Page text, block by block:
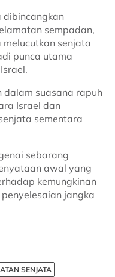
dibincangkan
sempadan,
senjata
punca utama
dalam suasana rapuh
Israel dan
sementara
sebarang
awal yang
kemungkinan
jangka
SENJATA